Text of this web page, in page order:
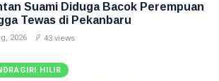
Suami Diduga Bacok Perempuan
Tewas di Pekanbaru
2026 43 views
HILIR